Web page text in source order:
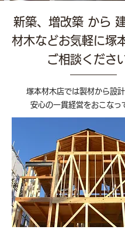
新築、増改築 から
材木などお気軽に塚
ご相談くださ
塚本材木店では製材から設
安心の一貫経営をおこなっ